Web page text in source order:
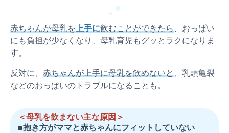
赤ちゃんが母乳を 上手に飲むことができたら
、おっぱい
にも負担が少なくなり、母乳育児もグッとラクになりま
す。
反対に、 赤ちゃんが上手に母乳を飲めないと
、乳頭亀裂
などのおっぱいのトラブルになることも。
＜母乳を飲まない主な原因＞
■抱き方がママと赤ちゃんにフィットしていない